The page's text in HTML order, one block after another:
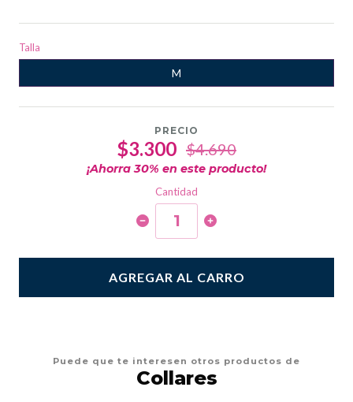
Talla
M
PRECIO
$3.300 $4.690
¡Ahorra30% en este producto!
Cantidad
AGREGAR AL CARRO
Puede que te interesen otros productos de
Collares